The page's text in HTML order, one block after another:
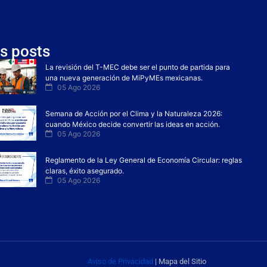
posts
La revisión del T-MEC debe ser el punto de partida para
una nueva generación de MiPyMEs mexicanas.
05 Ago 2026
Semana de Acción por el Clima y la Naturaleza 2026:
cuando México decide convertir las ideas en acción.
05 Ago 2026
Reglamento de la Ley General de Economía Circular: reglas
claras, éxito asegurado.
05 Ago 2026
Aviso de Privacidad | Mapa del Sitio